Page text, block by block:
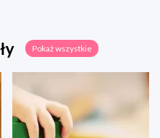
Pokaż wszystkie